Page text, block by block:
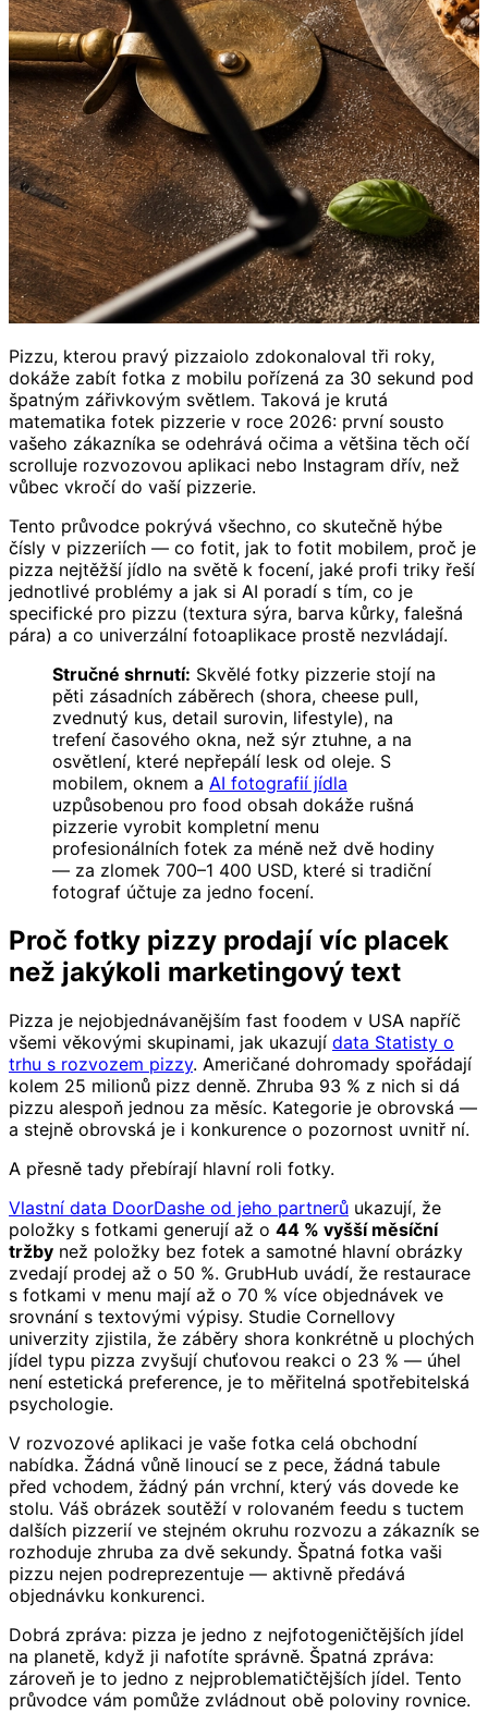
Pizzu, kterou pravý pizzaiolo zdokonaloval tři roky,
dokáže zabít fotka z mobilu pořízená za 30 sekund pod
špatným zářivkovým světlem. Taková je krutá
matematika fotek pizzerie v roce 2026: první sousto
vašeho zákazníka se odehrává očima a většina těch očí
scrolluje rozvozovou aplikaci nebo Instagram dřív, než
vůbec vkročí do vaší pizzerie.
Tento průvodce pokrývá všechno, co skutečně hýbe
čísly v pizzeriích — co fotit, jak to fotit mobilem, proč je
pizza nejtěžší jídlo na světě k focení, jaké profi triky řeší
jednotlivé problémy a jak si AI poradí s tím, co je
specifické pro pizzu (textura sýra, barva kůrky, falešná
pára) a co univerzální fotoaplikace prostě nezvládají.
Stručné shrnutí: Skvělé fotky pizzerie stojí na
pěti zásadních záběrech (shora, cheese pull,
zvednutý kus, detail surovin, lifestyle), na
trefení časového okna, než sýr ztuhne, a na
osvětlení, které nepřepálí lesk od oleje. S
mobilem, oknem a AI fotografií jídla
uzpůsobenou pro food obsah dokáže rušná
pizzerie vyrobit kompletní menu
profesionálních fotek za méně než dvě hodiny
— za zlomek 700–1 400 USD, které si tradiční
fotograf účtuje za jedno focení.
Proč fotky pizzy prodají víc placek
než jakýkoli marketingový text
Pizza je nejobjednávanějším fast foodem v USA napříč
všemi věkovými skupinami, jak ukazují data Statisty o
trhu s rozvozem pizzy. Američané dohromady spořádají
kolem 25 milionů pizz denně. Zhruba 93 % z nich si dá
pizzu alespoň jednou za měsíc. Kategorie je obrovská —
a stejně obrovská je i konkurence o pozornost uvnitř ní.
A přesně tady přebírají hlavní roli fotky.
Vlastní data DoorDashe od jeho partnerů ukazují, že
položky s fotkami generují až o 44 % vyšší měsíční
tržby než položky bez fotek a samotné hlavní obrázky
zvedají prodej až o 50 %. GrubHub uvádí, že restaurace
s fotkami v menu mají až o 70 % více objednávek ve
srovnání s textovými výpisy. Studie Cornellovy
univerzity zjistila, že záběry shora konkrétně u plochých
jídel typu pizza zvyšují chuťovou reakci o 23 % — úhel
není estetická preference, je to měřitelná spotřebitelská
psychologie.
V rozvozové aplikaci je vaše fotka celá obchodní
nabídka. Žádná vůně linoucí se z pece, žádná tabule
před vchodem, žádný pán vrchní, který vás dovede ke
stolu. Váš obrázek soutěží v rolovaném feedu s tuctem
dalších pizzerií ve stejném okruhu rozvozu a zákazník se
rozhoduje zhruba za dvě sekundy. Špatná fotka vaši
pizzu nejen podreprezentuje — aktivně předává
objednávku konkurenci.
Dobrá zpráva: pizza je jedno z nejfotogeničtějších jídel
na planetě, když ji nafotíte správně. Špatná zpráva:
zároveň je to jedno z nejproblematičtějších jídel. Tento
průvodce vám pomůže zvládnout obě poloviny rovnice.